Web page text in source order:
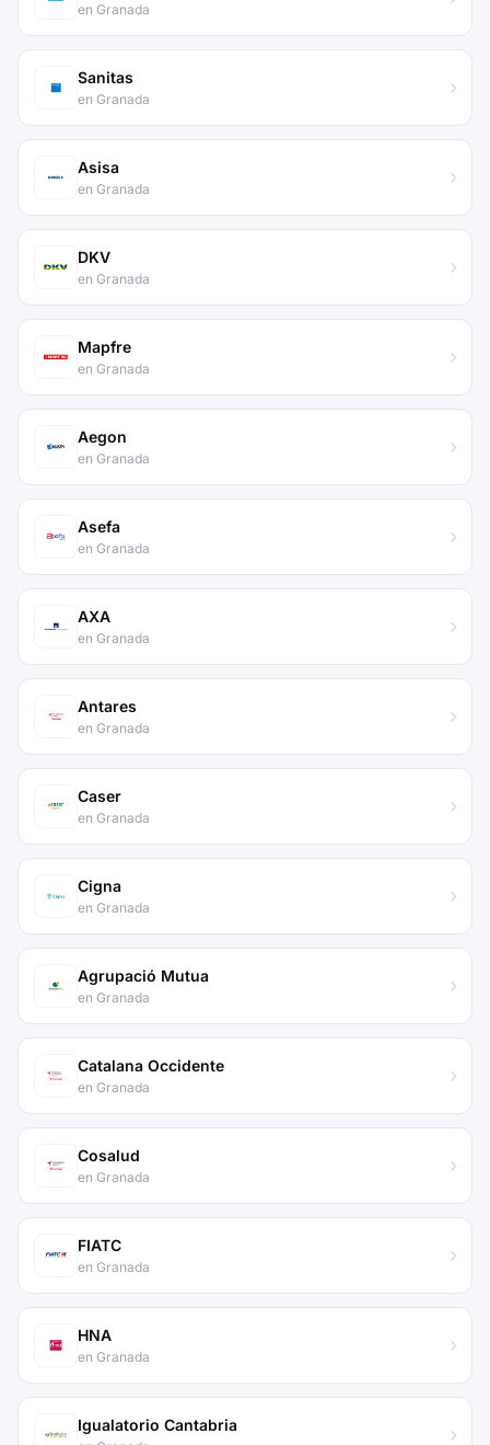
en Granada
Sanitas
en Granada
Asisa
en Granada
DKV
en Granada
Mapfre
en Granada
Aegon
en Granada
Asefa
en Granada
AXA
en Granada
Antares
en Granada
Caser
en Granada
Cigna
en Granada
Agrupació Mutua
en Granada
Catalana Occidente
en Granada
Cosalud
en Granada
FIATC
en Granada
HNA
en Granada
Igualatorio Cantabria